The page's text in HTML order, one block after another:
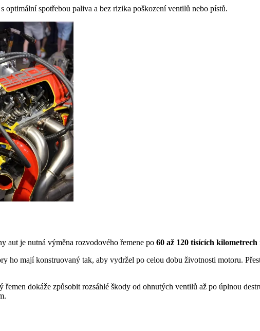
spotřebou paliva a bez rizika poškození ventilů nebo pístů.
aut je nutná výměna rozvodového řemene po 60 až 120 tisících kilometrech
ho mají konstruovaný tak, aby vydržel po celou dobu životnosti motoru.
dokáže způsobit rozsáhlé škody od ohnutých ventilů až po úplnou